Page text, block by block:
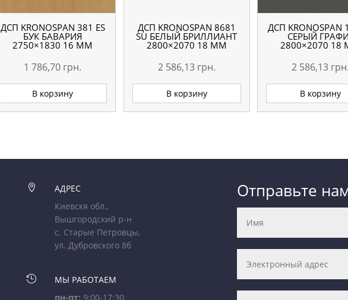
ДСП KRONOSPAN 381 ES
БУК БАВАРИЯ
2750×1830 16 ММ
1 786,70 грн.
В корзину
ДСП KRONOSPAN 8681
SU БЕЛЫЙ БРИЛЛИАНТ
2800×2070 18 ММ
2 586,13 грн.
В корзину
ДСП KRONOSPAN
СЕРЫЙ
2800×2070 18
2 586,13 грн.
В корзину

АДРЕС
Киевскя обл.,
Вышгородский р-н
с. Старые Петровцы,
ул. Дубровского 8б

МЫ РАБОТАЕМ
пн-пт: 9:00-17:30
Отправьте